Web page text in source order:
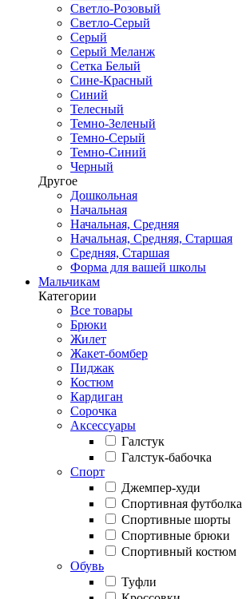
Светло-Розовый
Светло-Серый
Серый
Серый Меланж
Сетка Белый
Сине-Красный
Синий
Телесный
Темно-Зеленый
Темно-Серый
Темно-Синий
Черный
Другое
Дошкольная
Начальная
Начальная, Средняя
Начальная, Средняя, Старшая
Средняя, Старшая
Форма для вашей школы
Мальчикам
Категории
Все товары
Брюки
Жилет
Жакет-бомбер
Пиджак
Костюм
Кардиган
Сорочка
Аксессуары
Галстук
Галстук-бабочка
Спорт
Джемпер-худи
Спортивная футболка
Спортивные шорты
Спортивные брюки
Спортивный костюм
Обувь
Туфли